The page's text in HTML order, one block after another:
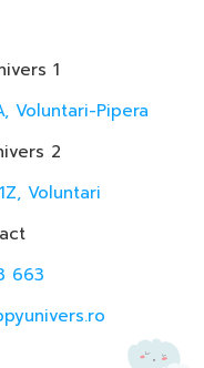
1
Voluntari-Pipera
2
Voluntari
663